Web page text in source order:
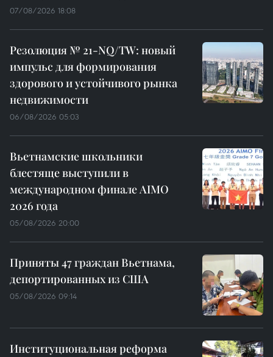
07/08/2026 18:08
Резолюция № 21-NQ/TW: новый
импульс для формирования
здорового и устойчивого рынка
недвижимости
06/08/2026 05:03
Вьетнамские школьники
блестяще выступили в
международном финале AIMO
2026 года
05/08/2026 20:00
Приняты 47 граждан Вьетнама,
депортированных из США
05/08/2026 09:14
Институциональная реформа